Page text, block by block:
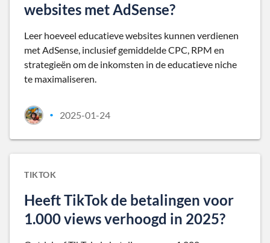
websites met AdSense?
Leer hoeveel educatieve websites kunnen verdienen
met AdSense, inclusief gemiddelde CPC, RPM en
strategieën om de inkomsten in de educatieve niche
te maximaliseren.
• 2025-01-24
TIKTOK
Heeft TikTok de betalingen voor
1.000 views verhoogd in 2025?